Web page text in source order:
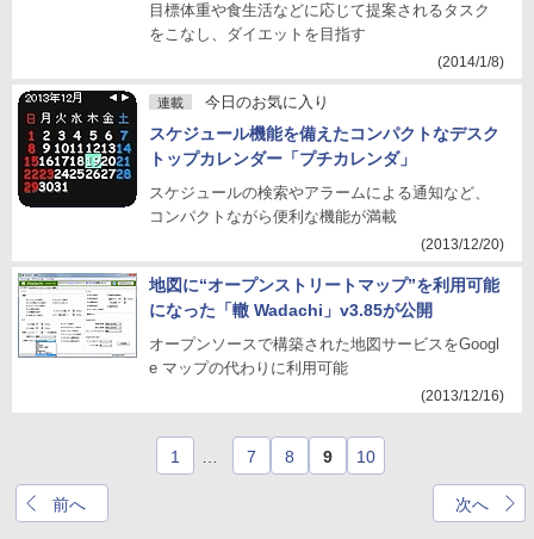
目標体重や食生活などに応じて提案されるタスク
をこなし、ダイエットを目指す
(2014/1/8)
連載 今日のお気に入り
スケジュール機能を備えたコンパクトなデスク
トップカレンダー「プチカレンダ」
スケジュールの検索やアラームによる通知など、
コンパクトながら便利な機能が満載
(2013/12/20)
地図に“オープンストリートマップ”を利用可能
になった「轍 Wadachi」v3.85が公開
オープンソースで構築された地図サービスをGoogl
e マップの代わりに利用可能
(2013/12/16)
前へ
1 7 8 9 10
次へ